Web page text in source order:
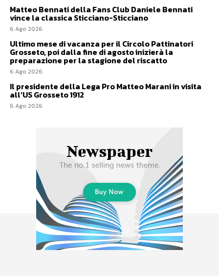
Matteo Bennati della Fans Club Daniele Bennati
vince la classica Sticciano-Sticciano
6 Ago 2026
Ultimo mese di vacanza per il Circolo Pattinatori
Grosseto, poi dalla fine di agosto inizierà la
preparazione per la stagione del riscatto
6 Ago 2026
Il presidente della Lega Pro Matteo Marani in visita
all’US Grosseto 1912
6 Ago 2026